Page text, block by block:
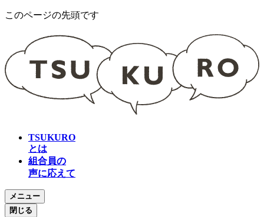
このページの先頭です
TSUKURO
とは
組合員の
声に応えて
メニュー
閉じる